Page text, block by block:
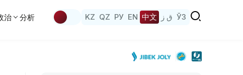
治 分析 KZ QZ РУ EN 中文 ق ز ЎЗ